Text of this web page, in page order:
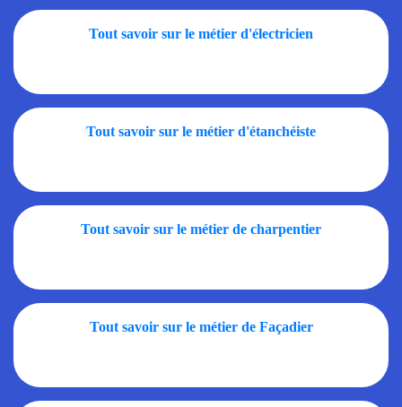
Tout savoir sur le métier d'électricien
Tout savoir sur le métier d'étanchéiste
Tout savoir sur le métier de charpentier
Tout savoir sur le métier de Façadier